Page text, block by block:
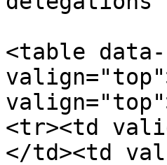
<table data-
<tr><td
</td><td